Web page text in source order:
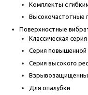
Комплекты с
Высокочастотные
Поверхностные
Классическая серия
Серия повышенной
Серия высокого
Для опалубки